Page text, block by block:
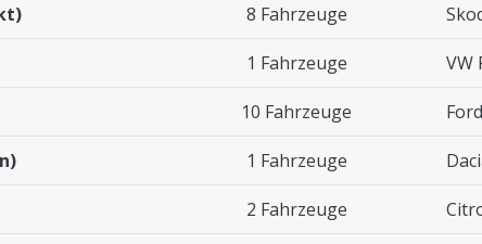
8 Fahrzeuge
1 Fahrzeuge VW
10 Fahrzeuge
1 Fahrzeuge
2 Fahrzeuge